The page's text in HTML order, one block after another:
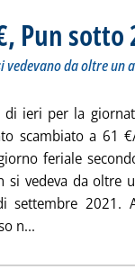
Pun sotto
vedevano da oltre un
di ieri per la
scambiato a 61
feriale
si vedeva da oltre
settembre 2021.
n...